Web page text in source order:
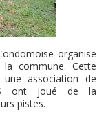
organise
la commune. Cette
association de
ont joué de la
pistes.